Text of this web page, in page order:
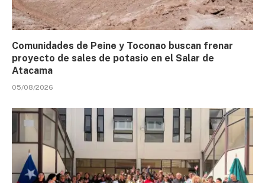
Comunidades de Peine y Toconao buscan frenar
proyecto de sales de potasio en el Salar de
Atacama
05/08/2026